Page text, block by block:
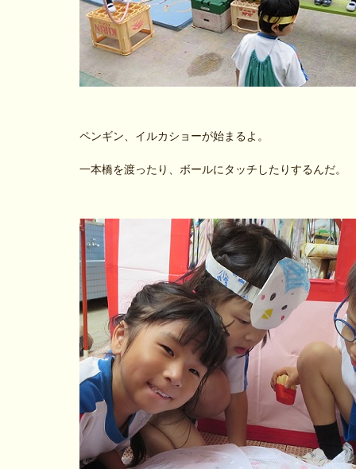
ペンギン、イルカショーが始まるよ。
一本橋を渡ったり、ボールにタッチしたりするんだ。